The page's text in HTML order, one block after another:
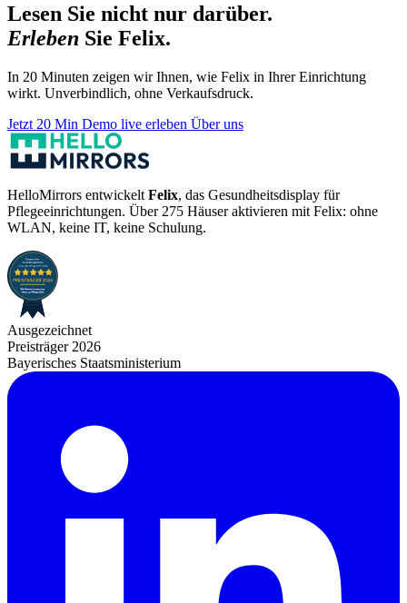
Lesen Sie nicht nur darüber.
Erleben Sie Felix.
In 20 Minuten zeigen wir Ihnen, wie Felix in Ihrer Einrichtung
wirkt. Unverbindlich, ohne Verkaufsdruck.
Jetzt 20 Min Demo live erleben Über uns
HelloMirrors entwickelt Felix, das Gesundheitsdisplay für
Pflegeeinrichtungen. Über 275 Häuser aktivieren mit Felix: ohne
WLAN, keine IT, keine Schulung.
Ausgezeichnet
Preisträger 2026
Bayerisches Staatsministerium